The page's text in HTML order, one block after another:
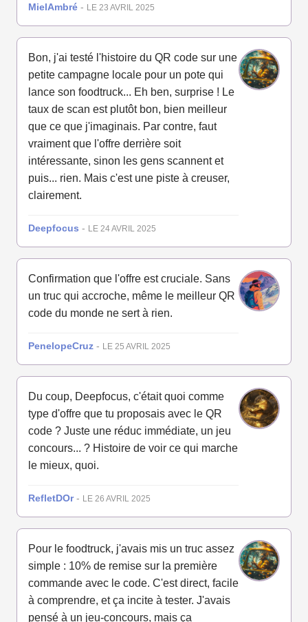
MielAmbré - LE 23 AVRIL 2025
Bon, j'ai testé l'histoire du QR code sur une
petite campagne locale pour un pote qui
lance son foodtruck... Eh ben, surprise ! Le
taux de scan est plutôt bon, bien meilleur
que ce que j'imaginais. Par contre, faut
vraiment que l'offre derrière soit
intéressante, sinon les gens scannent et
puis... rien. Mais c'est une piste à creuser,
clairement.
Deepfocus - LE 24 AVRIL 2025
Confirmation que l'offre est cruciale. Sans
un truc qui accroche, même le meilleur QR
code du monde ne sert à rien.
PenelopeCruz - LE 25 AVRIL 2025
Du coup, Deepfocus, c'était quoi comme
type d'offre que tu proposais avec le QR
code ? Juste une réduc immédiate, un jeu
concours... ? Histoire de voir ce qui marche
le mieux, quoi.
RefletDOr- LE 26 AVRIL 2025
Pour le foodtruck, j'avais mis un truc assez
simple : 10% de remise sur la première
commande avec le code. C'est direct, facile
à comprendre, et ça incite à tester. J'avais
pensé à un jeu-concours, mais ça